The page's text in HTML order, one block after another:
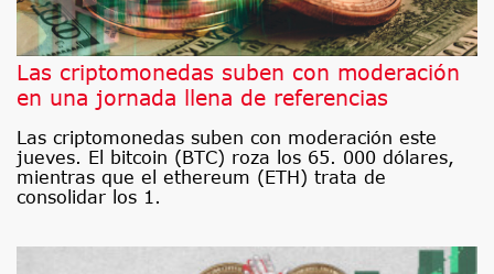
Las criptomonedas suben con moderación
en una jornada llena de referencias
Las criptomonedas suben con moderación este
jueves. El bitcoin (BTC) roza los 65. 000 dólares,
mientras que el ethereum (ETH) trata de
consolidar los 1.